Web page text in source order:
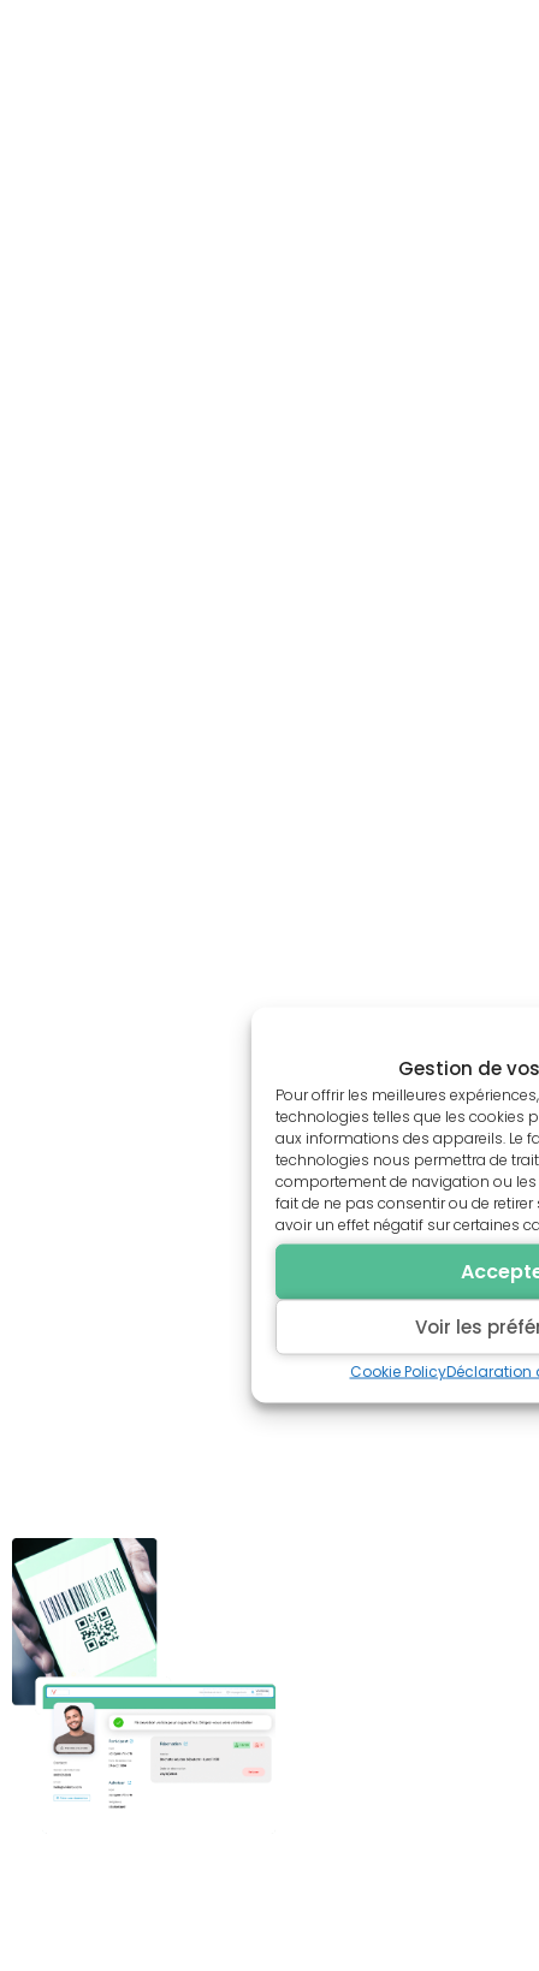
Gestion de
Pour offrir les meilleures
technologies telles que les cookies
aux informations des appareils. Le
technologies nous permettra de
comportement de navigation ou les
fait de ne pas consentir ou de
avoir un effet négatif sur certaines
Voir les
Cookie PolicyDéclaration